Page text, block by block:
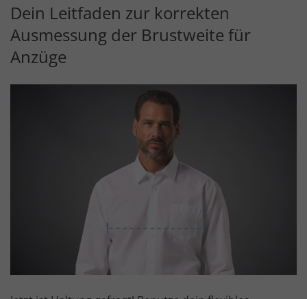
Dein Leitfaden zur korrekten
Ausmessung der Brustweite für
Anzüge